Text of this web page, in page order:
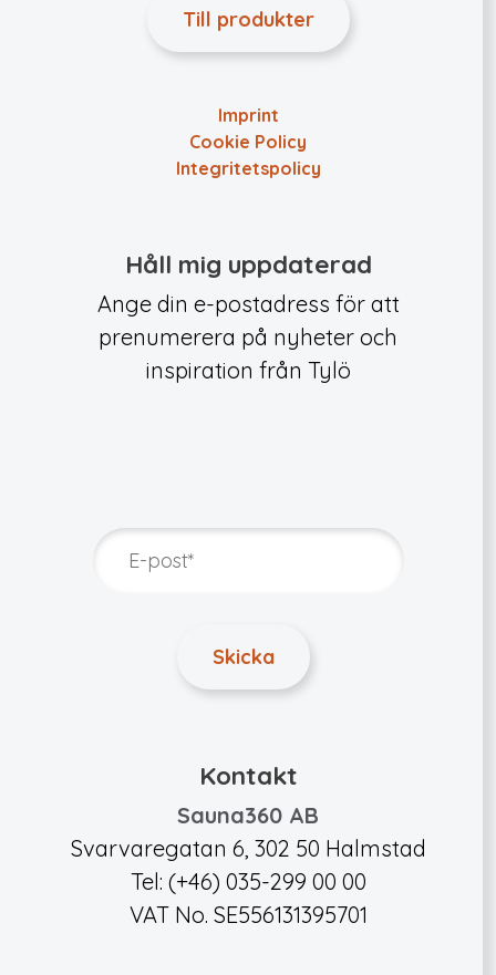
Till produkter
Imprint
Cookie Policy
Integritets­policy
Håll mig uppdaterad
Ange din e-postadress för att
prenumerera på nyheter och
inspiration från Tylö
Kontakt
Sauna360 AB
Svarvaregatan 6, 302 50 Halmstad
Tel: (+46) 035-299 00 00
VAT No. SE556131395701